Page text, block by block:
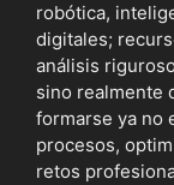
robótica,
digitales;
análisis
sino realmente
formarse ya no
procesos,
retos